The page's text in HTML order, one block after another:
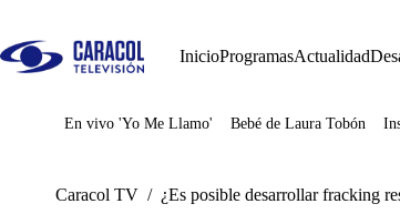
InicioProgramasActualidad
Juegos
En vivo 'Yo Me Llamo' Bebé de Laura Tobón
Caracol TV / ¿Es posible desarrollar fracking